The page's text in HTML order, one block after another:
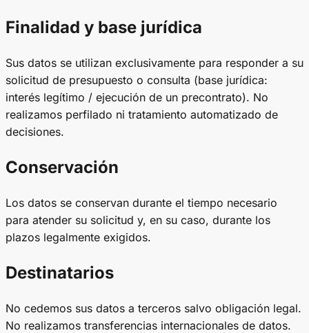
Finalidad y base jurídica
Sus datos se utilizan exclusivamente para responder a su
solicitud de presupuesto o consulta (base jurídica:
interés legítimo / ejecución de un precontrato). No
realizamos perfilado ni tratamiento automatizado de
decisiones.
Conservación
Los datos se conservan durante el tiempo necesario
para atender su solicitud y, en su caso, durante los
plazos legalmente exigidos.
Destinatarios
No cedemos sus datos a terceros salvo obligación legal.
No realizamos transferencias internacionales de datos.